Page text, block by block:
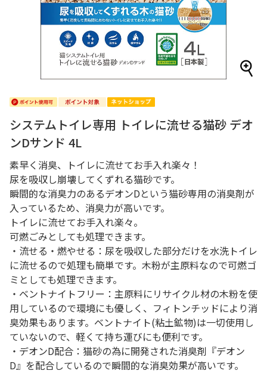
システムトイレ専用 トイレに流せる猫砂 デオ
ンDサンド 4L
素早く消臭、トイレに流せてお手入れ楽々！
尿を吸収し崩壊してくずれる猫砂です。
瞬間的な消臭力のあるデオンDという猫砂専用の消臭剤が
入っているため、消臭力が高いです。
トイレに流せてお手入れ楽々。
可燃ごみとしても処理できます。
・流せる・燃やせる：尿を吸収した部分だけを水洗トイレ
に流せるので処理も簡単です。木粉が主原料なので可燃ゴ
ミとしても処理できます。
・ベントナイトフリー：主原料にリサイクル材の木粉を使
用しているので環境にも優しく、フィトンチッドにより消
臭効果もあります。ベントナイト(粘土鉱物)は一切使用し
ていないので、軽くて持ち運びにも便利です。
・デオンD配合：猫砂の為に開発された消臭剤『デオン
D』を配合しているので瞬間的な消臭効果が高いです。